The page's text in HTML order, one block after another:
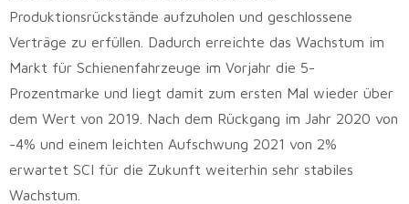
Produktionsrückstände aufzuholen und geschlossene
Verträge zu erfüllen. Dadurch erreichte das Wachstum im
Markt für Schienenfahrzeuge im Vorjahr die 5-
Prozentmarke und liegt damit zum ersten Mal wieder über
dem Wert von 2019. Nach dem Rückgang im Jahr 2020 von
-4% und einem leichten Aufschwung 2021 von 2%
erwartet SCI für die Zukunft weiterhin sehr stabiles
Wachstum.